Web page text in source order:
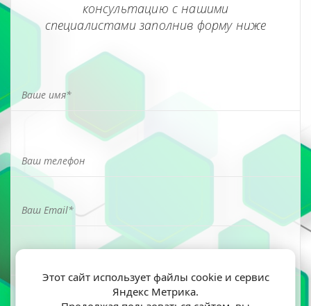
консультацию с нашими
специалистами заполнив форму ниже
Я ознакомлен(а) и согласен(на) на обработку моих
Этот сайт использует файлы cookie и сервис
Яндекс Метрика.